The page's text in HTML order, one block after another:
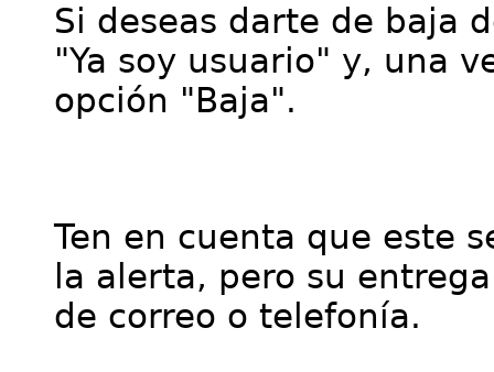
Si deseas darte de baja
"Ya soy usuario" y, una
opción "Baja".
Ten en cuenta que este
la alerta, pero su
de correo o telefonía.